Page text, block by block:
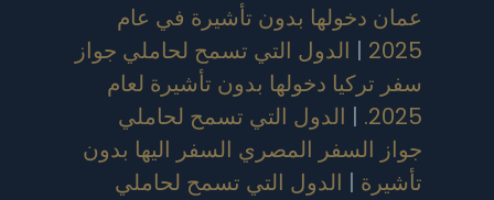
عمان دخولها بدون تأشيرة في عام
2025
| الدول التي تسمح لحاملي جواز
سفر تركيا دخولها بدون تأشيرة لعام
2025.
| الدول التي تسمح لحاملي
جواز السفر المصري السفر اليها بدون
تأشيرة | الدول التي تسمح لحاملي